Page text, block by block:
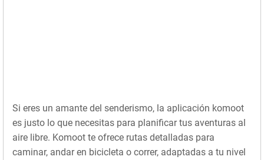
Si eres un amante del senderismo, la aplicación komoot
es justo lo que necesitas para planificar tus aventuras al
aire libre. Komoot te ofrece rutas detalladas para
caminar, andar en bicicleta o correr, adaptadas a tu nivel